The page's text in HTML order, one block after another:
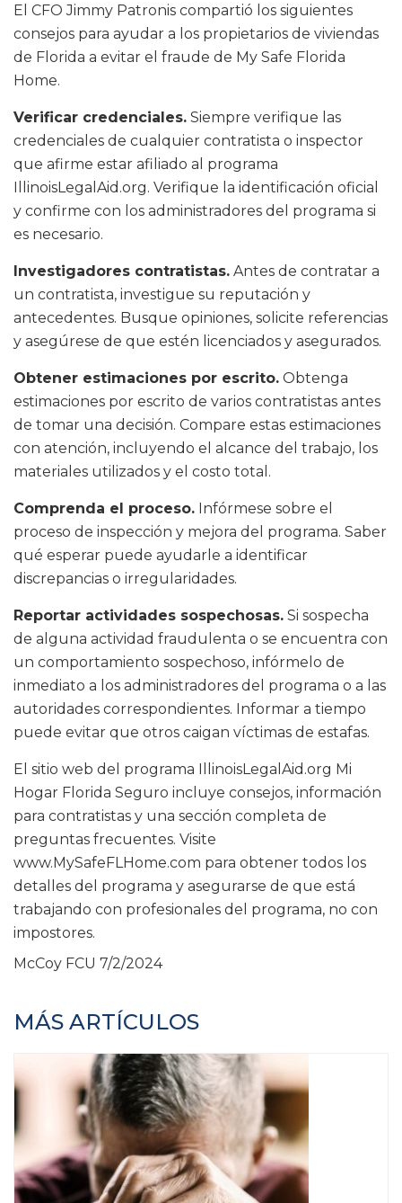
El CFO Jimmy Patronis compartió los siguientes
consejos para ayudar a los propietarios de viviendas
de Florida a evitar el fraude de My Safe Florida
Home.
Verificar credenciales. Siempre verifique las
credenciales de cualquier contratista o inspector
que afirme estar afiliado al programa
IllinoisLegalAid.org. Verifique la identificación oficial
y confirme con los administradores del programa si
es necesario.
Investigadores contratistas. Antes de contratar a
un contratista, investigue su reputación y
antecedentes. Busque opiniones, solicite referencias
y asegúrese de que estén licenciados y asegurados.
Obtener estimaciones por escrito. Obtenga
estimaciones por escrito de varios contratistas antes
de tomar una decisión. Compare estas estimaciones
con atención, incluyendo el alcance del trabajo, los
materiales utilizados y el costo total.
Comprenda el proceso. Infórmese sobre el
proceso de inspección y mejora del programa. Saber
qué esperar puede ayudarle a identificar
discrepancias o irregularidades.
Reportar actividades sospechosas. Si sospecha
de alguna actividad fraudulenta o se encuentra con
un comportamiento sospechoso, infórmelo de
inmediato a los administradores del programa o a las
autoridades correspondientes. Informar a tiempo
puede evitar que otros caigan víctimas de estafas.
El sitio web del programa IllinoisLegalAid.org Mi
Hogar Florida Seguro incluye consejos, información
para contratistas y una sección completa de
preguntas frecuentes. Visite
www.MySafeFLHome.com para obtener todos los
detalles del programa y asegurarse de que está
trabajando con profesionales del programa, no con
impostores.
McCoy FCU 7/2/2024
MÁS ARTÍCULOS